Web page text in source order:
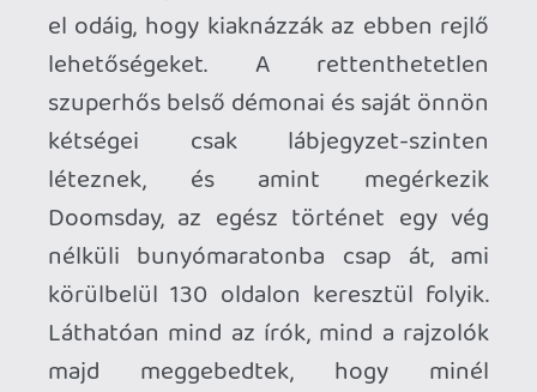
Érdekes módon az események hatása
nem gyengült el teljesen, a mai napig
utalgatnak rá a képregényekben, de még
a mozi (
igazság hajnala
), és rajzfilmekben is
Superman: Végítélet
), ám hasonlóan a
Halál a családban című Batman-
sztorihoz, itt is inkább a koncepció,
mintsem maga a végeredmény volt
maradandó.